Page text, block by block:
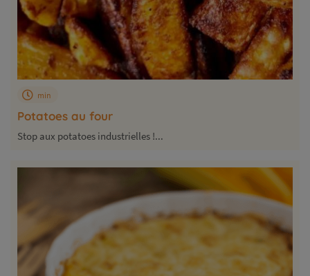
Potatoes au four
min
Stop aux potatoes industrielles !...